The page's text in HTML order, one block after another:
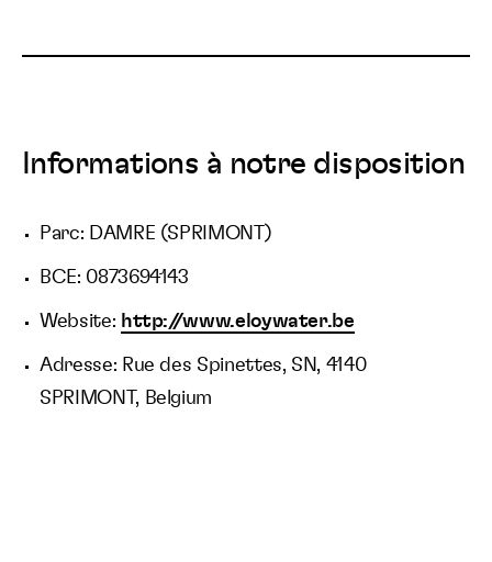
Informations à notre disposition
Parc: DAMRE (SPRIMONT)
BCE: 0873694143
Website: http://www.eloywater.be
Adresse: Rue des Spinettes, SN, 4140
SPRIMONT, Belgium